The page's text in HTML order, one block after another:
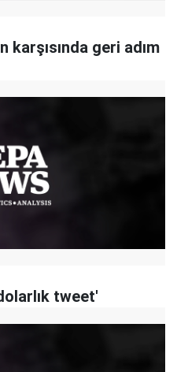
karşısında geri adım
tweet'